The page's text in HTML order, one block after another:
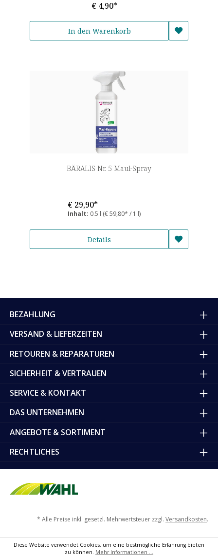
€ 4,90*
In den Warenkorb
BÄRALIS Nr. 5 Maul-Spray
Inhalt: 0.5 l (€ 59,80* / 1 l)
€ 29,90*
Details
BEZAHLUNG
VERSAND & LIEFERZEITEN
RETOUREN & REPARATUREN
SICHERHEIT & VERTRAUEN
SERVICE & KONTAKT
DAS UNTERNEHMEN
ANGEBOTE & SORTIMENT
RECHTLICHES
* Alle Preise inkl. gesetzl. Mehrwertsteuer zzgl. Versandkosten.
Diese Website verwendet Cookies, um eine bestmögliche Erfahrung bieten
zu können. Mehr Informationen ...